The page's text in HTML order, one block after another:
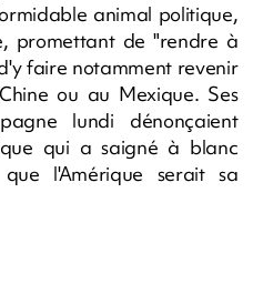
animal politique,
promettant de "rendre à
faire notamment revenir
ou au Mexique. Ses
lundi dénonçaient
qui a saigné à blanc
l'Amérique serait sa